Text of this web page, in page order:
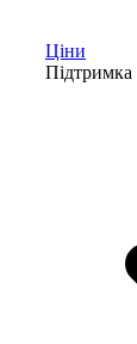
Ціни
Підтримка